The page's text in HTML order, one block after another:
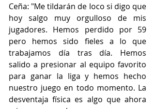
Ceña: "Me tildarán de loco si digo que
hoy salgo muy orgulloso de mis
jugadores. Hemos perdido por 59
pero hemos sido fieles a lo que
trabajamos día tras día. Hemos
salido a presionar al equipo favorito
para ganar la liga y hemos hecho
nuestro juego en todo momento. La
desventaja física es algo que ahora